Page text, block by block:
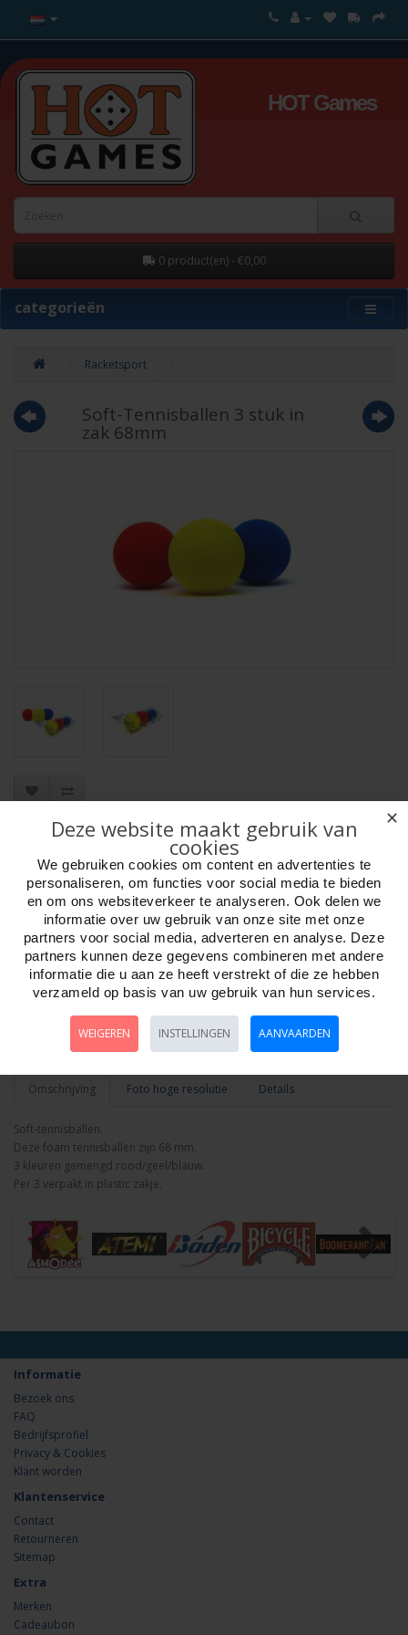
HOT Games
0 product(en) - €0,00
categorieën
Racketsport
Soft-Tennisballen 3 stuk in
zak 68mm
Artikelnr:229840
Verpakkingseenheid: 70, staffel
Minimum afname: 1
Merk: HOT Sports + Toys
Aantal
Bestellen
Omschrijving Foto hoge resolutie Details
Soft-tennisballen.
Deze foam tennisballen zijn 68 mm.
3 kleuren gemengd rood/geel/blauw.
Per 3 verpakt in plastic zakje.
Informatie
Bezoek ons
FAQ
Bedrijfsprofiel
Privacy & Cookies
Klant worden
Klantenservice
Contact
Retourneren
Sitemap
Extra
Merken
Cadeaubon
✕
Deze website maakt gebruik van
cookies
We gebruiken cookies om content en advertenties te
personaliseren, om functies voor social media te bieden
en om ons websiteverkeer te analyseren. Ook delen we
informatie over uw gebruik van onze site met onze
partners voor social media, adverteren en analyse. Deze
partners kunnen deze gegevens combineren met andere
informatie die u aan ze heeft verstrekt of die ze hebben
verzameld op basis van uw gebruik van hun services.
WEIGEREN INSTELLINGEN AANVAARDEN